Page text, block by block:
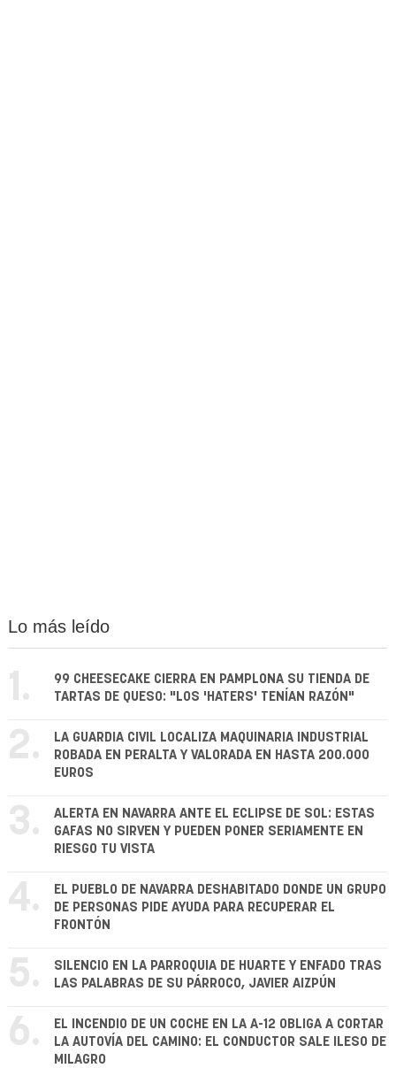
Lo más leído
1.
99 CHEESECAKE CIERRA EN PAMPLONA SU TIENDA DE
TARTAS DE QUESO: "LOS 'HATERS' TENÍAN RAZÓN"
2.
LA GUARDIA CIVIL LOCALIZA MAQUINARIA INDUSTRIAL
ROBADA EN PERALTA Y VALORADA EN HASTA 200.000
EUROS
3.
ALERTA EN NAVARRA ANTE EL ECLIPSE DE SOL: ESTAS
GAFAS NO SIRVEN Y PUEDEN PONER SERIAMENTE EN
RIESGO TU VISTA
4.
EL PUEBLO DE NAVARRA DESHABITADO DONDE UN GRUPO
DE PERSONAS PIDE AYUDA PARA RECUPERAR EL
FRONTÓN
5.
SILENCIO EN LA PARROQUIA DE HUARTE Y ENFADO TRAS
LAS PALABRAS DE SU PÁRROCO, JAVIER AIZPÚN
6.
EL INCENDIO DE UN COCHE EN LA A-12 OBLIGA A CORTAR
LA AUTOVÍA DEL CAMINO: EL CONDUCTOR SALE ILESO DE
MILAGRO